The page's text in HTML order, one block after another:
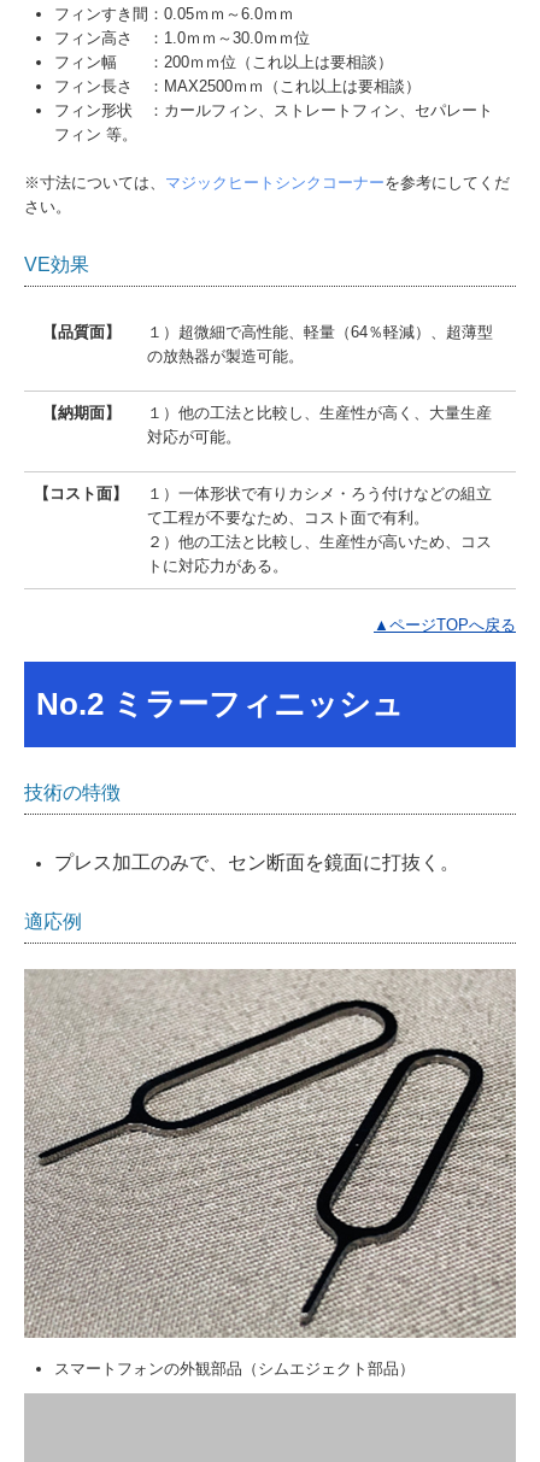
フィンすき間：0.05ｍｍ～6.0ｍｍ
フィン高さ ：1.0ｍｍ～30.0ｍｍ位
フィン幅 ：200ｍｍ位（これ以上は要相談）
フィン長さ ：MAX2500ｍｍ（これ以上は要相談）
フィン形状 ：カールフィン、ストレートフィン、セパレート
フィン 等。
※寸法については、 マジックヒートシンクコーナーを参考にしてくだ
さい。
VE効果
【品質面】
１）超微細で高性能、軽量（64％軽減）、超薄型
の放熱器が製造可能。
【納期面】
１）他の工法と比較し、生産性が高く、大量生産
対応が可能。
【コスト面】
１）一体形状で有りカシメ・ろう付けなどの組立
て工程が不要なため、コスト面で有利。
２）他の工法と比較し、生産性が高いため、コス
トに対応力がある。
▲ページTOPへ戻る
No.2 ミラーフィニッシュ
技術の特徴
プレス加工のみで、セン断面を鏡面に打抜く。
適応例
スマートフォンの外観部品（シムエジェクト部品）